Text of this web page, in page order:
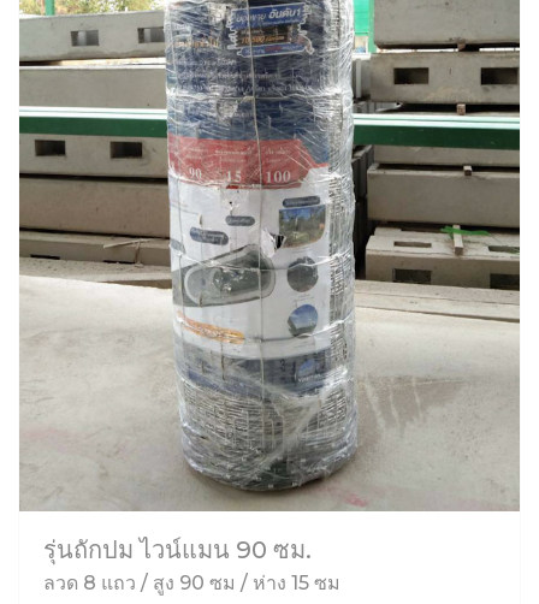
รุ่นถักปม ไวน์แมน 90 ซม.
ลวด 8 แถว / สูง 90 ซม / ห่าง 15 ซม